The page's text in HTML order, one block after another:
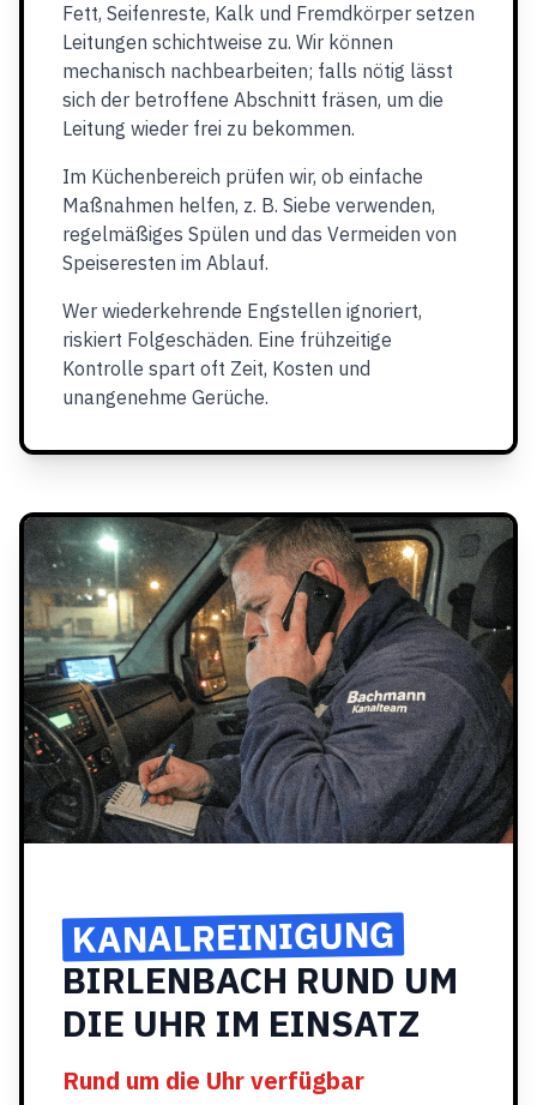
Fett, Seifenreste, Kalk und Fremdkörper setzen
Leitungen schichtweise zu. Wir können
mechanisch nachbearbeiten; falls nötig lässt
sich der betroffene Abschnitt fräsen, um die
Leitung wieder frei zu bekommen.
Im Küchenbereich prüfen wir, ob einfache
Maßnahmen helfen, z. B. Siebe verwenden,
regelmäßiges Spülen und das Vermeiden von
Speiseresten im Ablauf.
Wer wiederkehrende Engstellen ignoriert,
riskiert Folgeschäden. Eine frühzeitige
Kontrolle spart oft Zeit, Kosten und
unangenehme Gerüche.
KANALREINIGUNG
BIRLENBACH RUND UM
DIE UHR IM EINSATZ
Rund um die Uhr verfügbar